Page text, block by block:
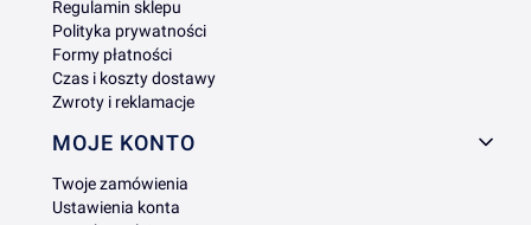
Regulamin sklepu
Polityka prywatności
Formy płatności
Czas i koszty dostawy
Zwroty i reklamacje
MOJE KONTO
Twoje zamówienia
Ustawienia konta